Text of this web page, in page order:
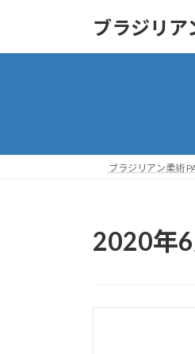
ブラジリア
ブラジリアン柔術
2020年